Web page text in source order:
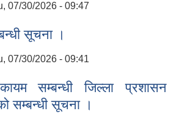
07/30/2026 - 09:47
सूचना ।सूचना ।
07/30/2026 - 09:41
सम्बन्धी जिल्ला प्रशासन
सम्बन्धी सूचना ।